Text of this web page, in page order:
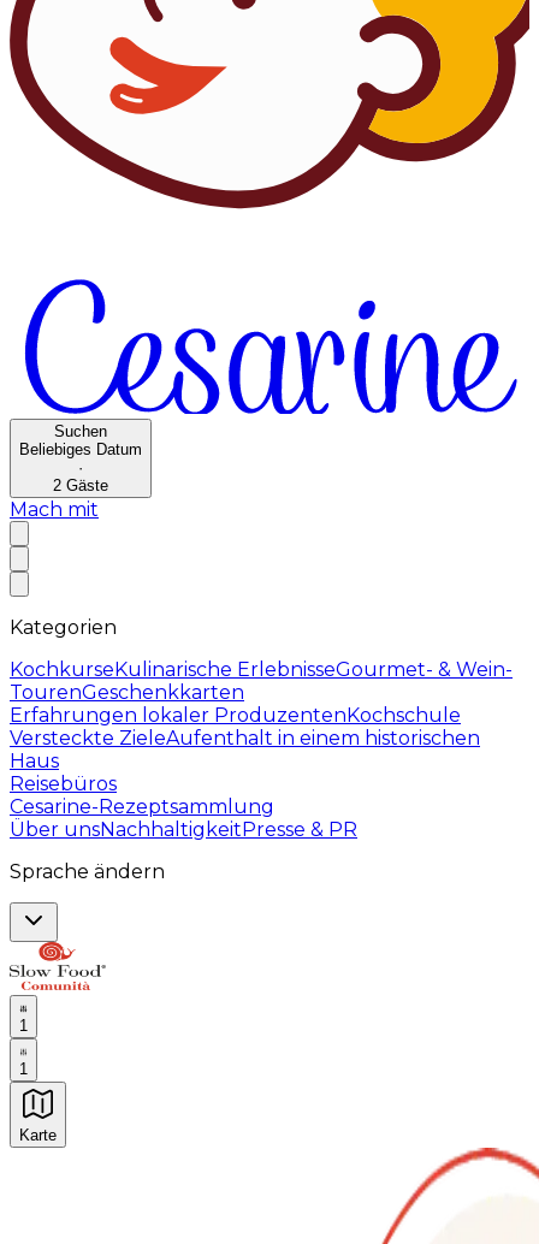
Suchen
Beliebiges Datum
·
2 Gäste
Mach mit
Kategorien
KochkurseKulinarische ErlebnisseGourmet- & Wein-
TourenGeschenkkarten
Erfahrungen lokaler ProduzentenKochschule
Versteckte ZieleAufenthalt in einem historischen
Haus
Reisebüros
Cesarine-Rezeptsammlung
Über unsNachhaltigkeitPresse & PR
Sprache ändern
1
1
Karte
Unvergessliche kulinarische Erlebnisse: